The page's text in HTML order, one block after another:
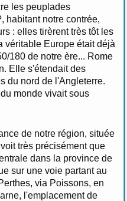
les peuplades
habitant notre contrée,
: elles tirèrent très tôt les
véritable Europe était déjà
180 de notre ère... Rome
Elle s'étendait des
du nord de l'Angleterre.
monde vivait sous
de notre région, située
très précisément que
dans la province de
sur une voie partant au
via Poissons, en
l'emplacement de